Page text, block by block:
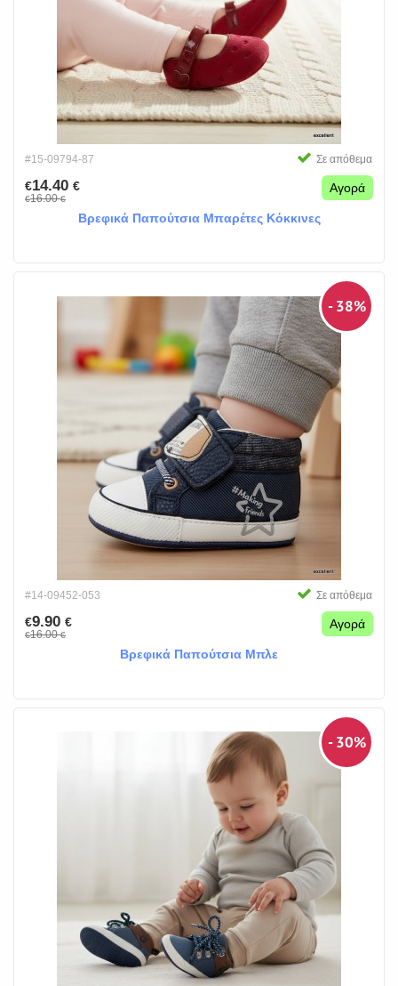
#15-09794-87 Σε απόθεμα
€14.40 €
€16.00€
Αγορά
Βρεφικά Παπούτσια Μπαρέτες Κόκκινες
- 38%
#14-09452-053 Σε απόθεμα
€9.90 €
€16.00€
Αγορά
Βρεφικά Παπούτσια Μπλε
- 30%